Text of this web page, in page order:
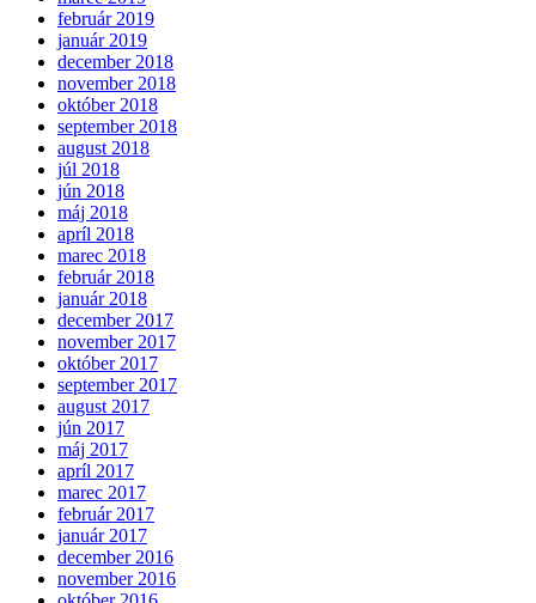
február 2019
január 2019
december 2018
november 2018
október 2018
september 2018
august 2018
júl 2018
jún 2018
máj 2018
apríl 2018
marec 2018
február 2018
január 2018
december 2017
november 2017
október 2017
september 2017
august 2017
jún 2017
máj 2017
apríl 2017
marec 2017
február 2017
január 2017
december 2016
november 2016